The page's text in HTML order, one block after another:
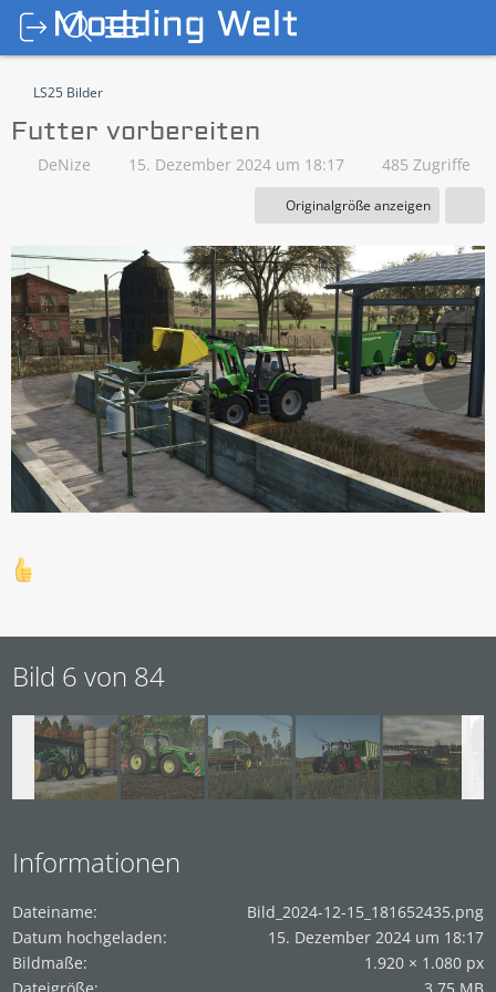
LS25 Bilder
Futter vorbereiten
DeNize 15. Dezember 2024 um 18:17 485 Zugriffe
Originalgröße anzeigen
Bild 6 von 84
Informationen
Dateiname
Bild_2024-12-15_181652435.png
Datum hochgeladen
15. Dezember 2024 um 18:17
Bildmaße
1.920 × 1.080 px